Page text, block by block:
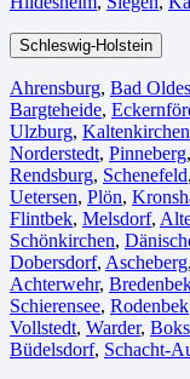
Schleswig-Holstein
Ahrensburg, Bad
Bargteheide,
Ulzburg, Kaltenkirchen
Norderstedt, Pinneberg,
Rendsburg, Schenefeld,
Uetersen, Plön,
Flintbek, Melsdorf,
Schönkirchen,
Dobersdorf, Ascheberg,
Achterwehr,
Schierensee, Rodenbek
Vollstedt, Warder,
Büdelsdorf, Schacht-